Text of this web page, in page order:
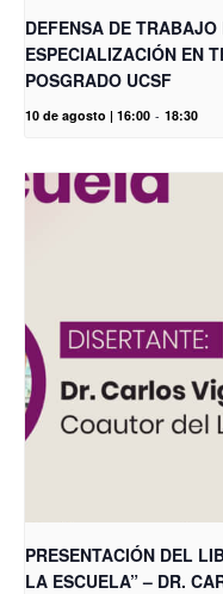
DEFENSA DE
ESPECIALIZACIÓN EN
POSGRADO UCSF
10 de agosto | 16:00 - 18:30
PRESENTACIÓN DEL
LA ESCUELA” – DR.